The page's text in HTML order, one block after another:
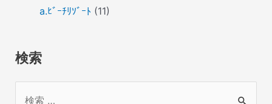
a.ﾋﾞｰﾁﾘｿﾞｰﾄ (11)
検索